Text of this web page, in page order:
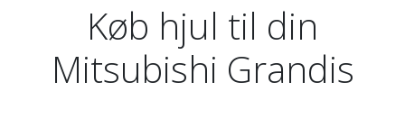
Køb hjul til din
Mitsubishi Grandis